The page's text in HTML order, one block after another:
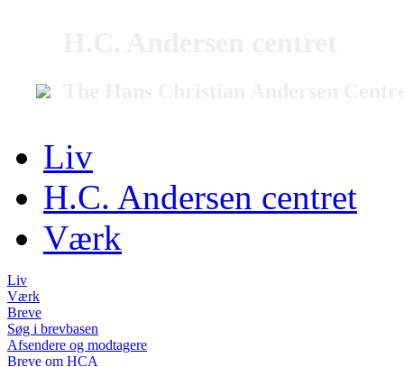
Liv
H.C. Andersen centret
Værk
Liv
Værk
Breve
Søg i brevbasen
Afsendere og modtagere
Breve om HCA